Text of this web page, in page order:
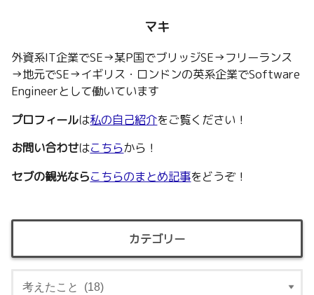
マキ
外資系IT企業でSE→某P国でブリッジSE→フリーランス
→地元でSE→イギリス・ロンドンの英系企業でSoftware
Engineerとして働いています
プロフィールは私の自己紹介をご覧ください！
お問い合わせはこちらから！
セブの観光ならこちらのまとめ記事をどうぞ！
カテゴリー